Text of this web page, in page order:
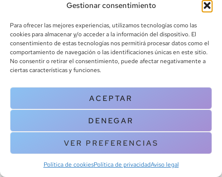
Gestionar consentimiento
Para ofrecer las mejores experiencias, utilizamos tecnologías como las
cookies para almacenar y/o acceder a la información del dispositivo. El
consentimiento de estas tecnologías nos permitirá procesar datos como el
comportamiento de navegación o las identificaciones únicas en este sitio.
No consentir o retirar el consentimiento, puede afectar negativamente a
ciertas características y funciones.
ACEPTAR
DENEGAR
VER PREFERENCIAS
Política de cookiesPolítica de privacidadAviso legal
info@canoalibros.com
pedidos@canoalibros.com
+34 934 242 391
CONTACTO
Copyright © 2025 Canoa Libros. All Rights Reserved |
cookies
| Aviso legal